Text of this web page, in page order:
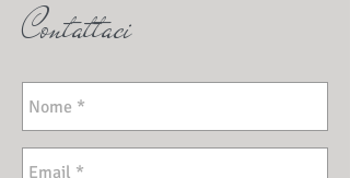
Contattaci